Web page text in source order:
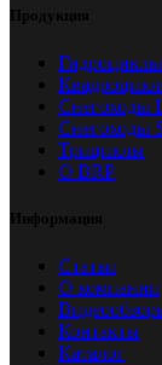
Продукция
Снегоходы
Снегоходы
Трициклы
О BRP
Информация
Статьи
О компании
Контакты
Каталог